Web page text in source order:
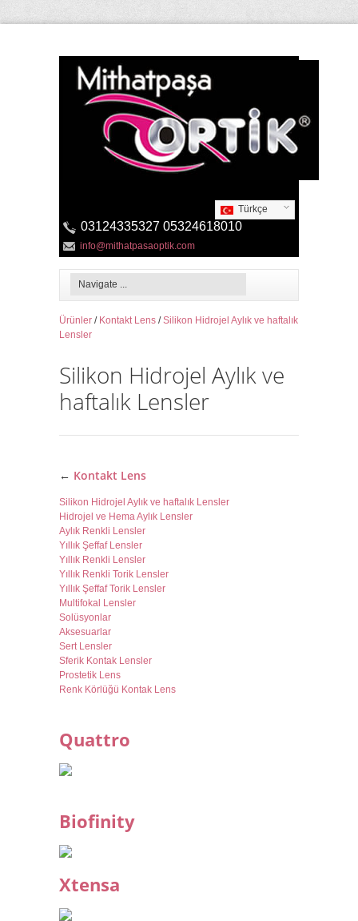
Türkçe
03124335327 05324618010
info@mithatpasaoptik.com
Ürünler / Kontakt Lens /Silikon Hidrojel Aylık ve haftalık
Lensler
Silikon Hidrojel Aylık ve
haftalık Lensler
← Kontakt Lens
Silikon Hidrojel Aylık ve haftalık Lensler
Hidrojel ve Hema Aylık Lensler
Aylık Renkli Lensler
Yıllık Şeffaf Lensler
Yıllık Renkli Lensler
Yıllık Renkli Torik Lensler
Yıllık Şeffaf Torik Lensler
Multifokal Lensler
Solüsyonlar
Aksesuarlar
Sert Lensler
Sferik Kontak Lensler
Prostetik Lens
Renk Körlüğü Kontak Lens
Quattro
Biofinity
Xtensa